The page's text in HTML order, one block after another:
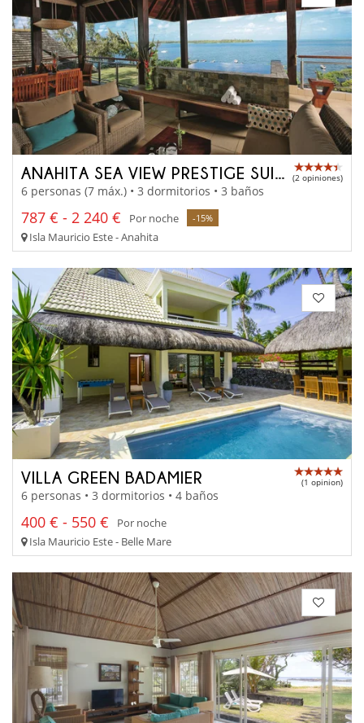
ANAHITA SEA VIEW PRESTIGE SUITE (2 opiniones)
6 personas (7 máx.) • 3 dormitorios • 3 baños
787 € - 2 240 € Por noche -15%
Isla Mauricio Este - Anahita
VILLA GREEN BADAMIER (1 opinion)
6 personas • 3 dormitorios • 4 baños
400 € - 550 €
Por noche
Isla Mauricio Este - Belle Mare